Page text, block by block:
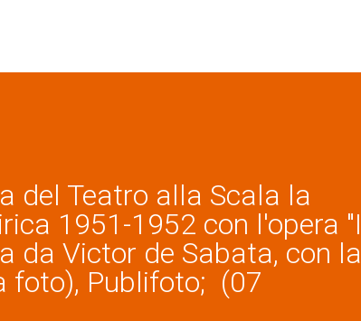
del Teatro alla Scala la
1951-1952 con l'opera "I
da Victor de Sabata, con la
foto), Publifoto; (07